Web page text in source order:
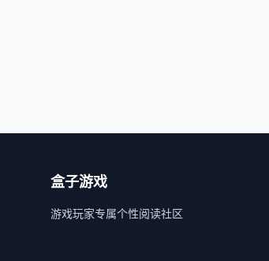
盒子游戏
游戏玩家专属个性阅读社区